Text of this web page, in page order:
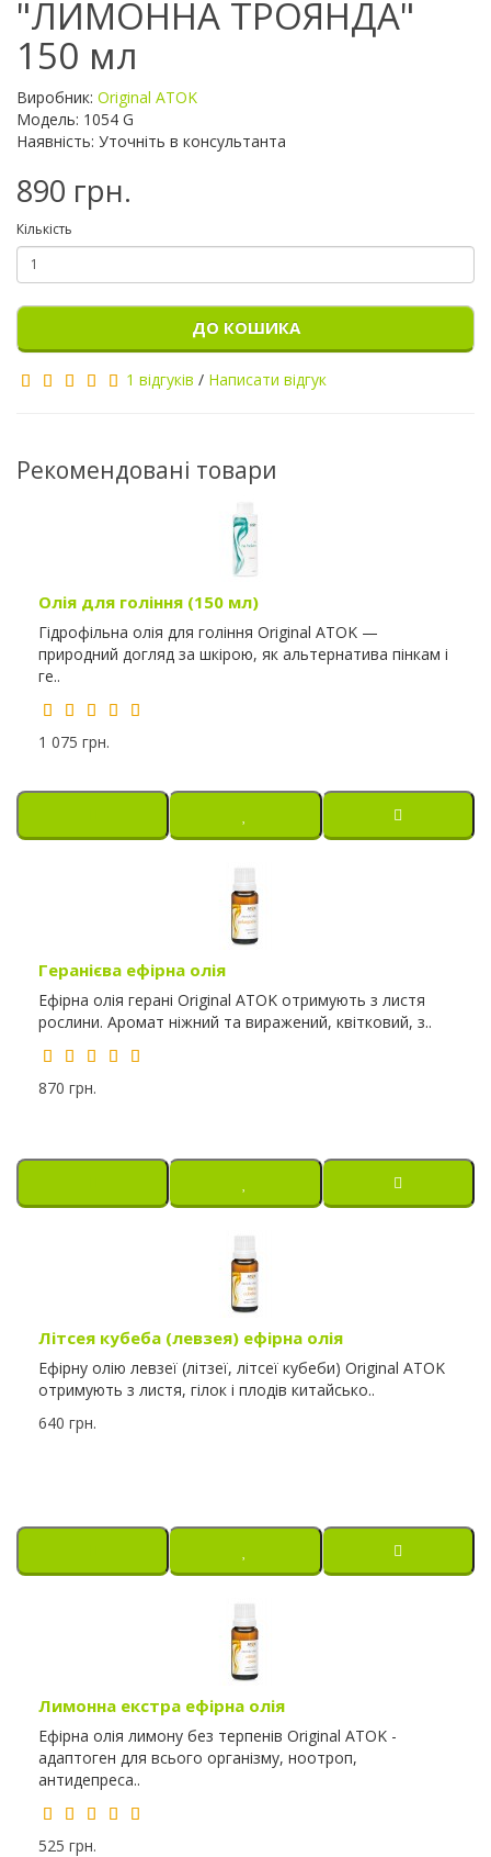
"ЛИМОННА ТРОЯНДА"
150 мл
Виробник: Original ATOK
Модель: 1054 G
Наявність: Уточніть в консультанта
890 грн.
Кількість
ДО КОШИКА
1 відгуків / Написати відгук
Рекомендовані товари
Олія для гоління (150 мл)
Гідрофільна олія для гоління Original ATOK —
природний догляд за шкірою, як альтернатива пінкам і
ге..
1 075 грн.
Геранієва ефірна олія
Ефірна олія герані Original ATOK отримують з листя
рослини. Аромат ніжний та виражений, квітковий, з..
870 грн.
Літсея кубеба (левзея) ефірна олія
Ефірну олію левзеї (літзеї, літсеї кубеби) Original ATOK
отримують з листя, гілок і плодів китайсько..
640 грн.
Лимонна екстра ефірна олія
Ефірна олія лимону без терпенів Original ATOK -
адаптоген для всього організму, ноотроп,
антидепреса..
525 грн.